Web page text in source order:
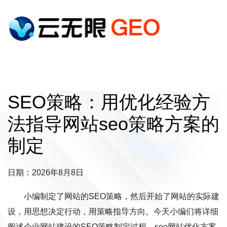
SEO策略：用优化经验方
法指导网站seo策略方案的
制定
日期：2026年8月8日
小编制定了网站的SEO策略，然后开始了网站的实际建
设，用思想决定行动，用策略指导方向。今天小编们将详细